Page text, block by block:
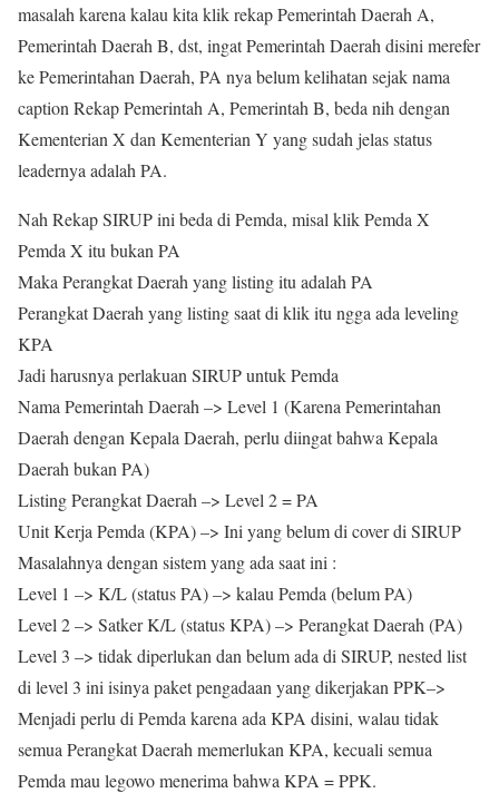
masalah karena kalau kita klik rekap Pemerintah Daerah A,
Pemerintah Daerah B, dst, ingat Pemerintah Daerah disini merefer
ke Pemerintahan Daerah, PA nya belum kelihatan sejak nama
caption Rekap Pemerintah A, Pemerintah B, beda nih dengan
Kementerian X dan Kementerian Y yang sudah jelas status
leadernya adalah PA.
Nah Rekap SIRUP ini beda di Pemda, misal klik Pemda X
Pemda X itu bukan PA
Maka Perangkat Daerah yang listing itu adalah PA
Perangkat Daerah yang listing saat di klik itu ngga ada leveling
KPA
Jadi harusnya perlakuan SIRUP untuk Pemda
Nama Pemerintah Daerah –> Level 1 (Karena Pemerintahan
Daerah dengan Kepala Daerah, perlu diingat bahwa Kepala
Daerah bukan PA)
Listing Perangkat Daerah –> Level 2 = PA
Unit Kerja Pemda (KPA) –> Ini yang belum di cover di SIRUP
Masalahnya dengan sistem yang ada saat ini :
Level 1 –> K/L (status PA) –> kalau Pemda (belum PA)
Level 2 –> Satker K/L (status KPA) –> Perangkat Daerah (PA)
Level 3 –> tidak diperlukan dan belum ada di SIRUP, nested list
di level 3 ini isinya paket pengadaan yang dikerjakan PPK–>
Menjadi perlu di Pemda karena ada KPA disini, walau tidak
semua Perangkat Daerah memerlukan KPA, kecuali semua
Pemda mau legowo menerima bahwa KPA = PPK.